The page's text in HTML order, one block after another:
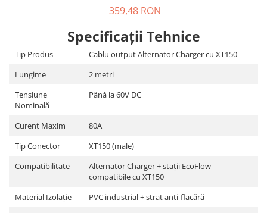
Controlere solare
Convertoare de tensiune
Sisteme de stocare energie
Pachete complete stocare energie
Sisteme de Stocare Comerciale
Sisteme fotovoltaice complete
Sisteme fotovoltaice de putere
mica (rulota/caravan/case de
359,48 RON
Specificații Tehnice
Tip Produs
Cablu output Alternator Charger cu XT150
Lungime
2 metri
Tensiune
Nominală
Până la 60V DC
Curent Maxim
80A
Tip Conector
XT150 (male)
Compatibilitate
Alternator Charger + stații EcoFlow
compatibile cu XT150
Material Izolație
PVC industrial + strat anti-flacără